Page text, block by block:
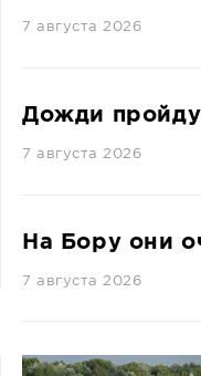
7 августа 2026
Дожди
7 августа 2026
На Бору они
7 августа 2026